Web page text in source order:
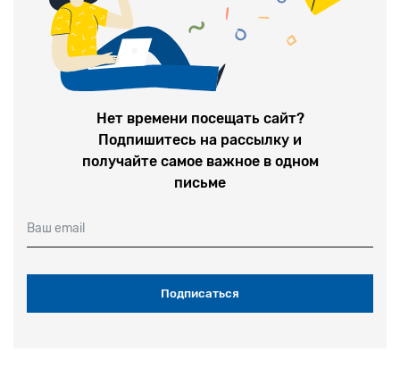
Нет времени посещать сайт?
Подпишитесь на рассылку и
получайте самое важное в одном
письме
Ваш email